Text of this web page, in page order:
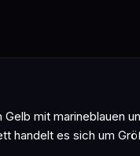
Gelb mit
handelt es sich um